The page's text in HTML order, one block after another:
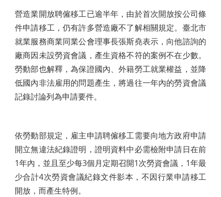
營造業開放聘僱移工已逾半年，由於首次開放按公司條
件申請移工，仍有許多營造廠不了解相關規定。臺北市
就業服務商業同業公會理事長張斯堯表示，向他諮詢的
廠商因未設勞資會議，產生資格不符的案例不在少數。
勞動部也解釋，為保證國內、外籍勞工就業權益，並降
低國內非法雇用的問題產生，將過往一年內的勞資會議
記錄討論列為申請要件。
依勞動部規定，雇主申請聘僱移工需要向地方政府申請
開立無違法紀錄證明，證明資料中必需檢附申請日在前
1年內，並且至少每3個月定期召開1次勞資會議，1年最
少合計4次勞資會議紀錄文件影本，不因行業申請移工
開放，而產生特例。